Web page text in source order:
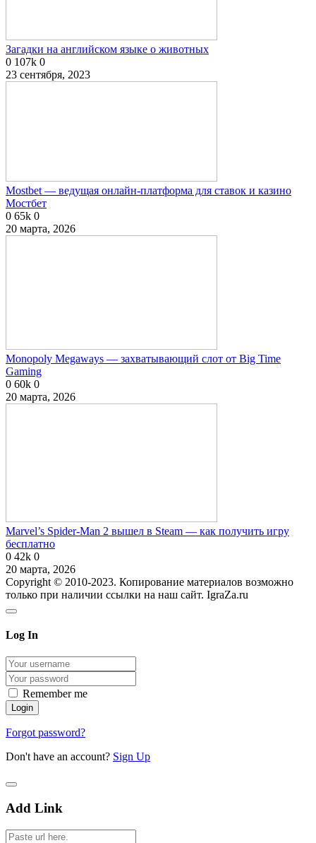
Загадки на английском языке о животных
0 107k 0
23 сентября, 2023
Mostbet — ведущая онлайн-платформа для ставок и казино
Мостбет
0 65k 0
20 марта, 2026
Monopoly Megaways — захватывающий слот от Big Time
Gaming
0 60k 0
20 марта, 2026
Marvel’s Spider-Man 2 вышел в Steam — как получить игру
бесплатно
0 42k 0
20 марта, 2026
Copyright © 2010-2023. Копирование материалов возможно
только при наличии ссылки на наш сайт. IgraZa.ru
Log In
Remember me
Forgot password?
Don't have an account? Sign Up
Add Link